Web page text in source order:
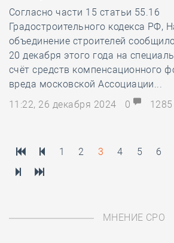
Согласно части 15 статьи 55.16
Градостроительного кодекса РФ,
объединение строителей
20 декабря этого года на
счёт средств компенсационного
вреда московской Ассоциации...
11:22, 26 декабря 2024
0
1 2 3 4 5 6
МНЕНИЕ СРО